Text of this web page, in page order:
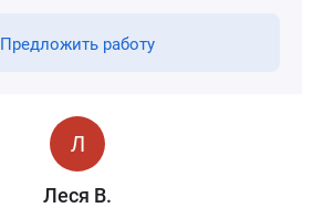
Предложить работу
Леся В.